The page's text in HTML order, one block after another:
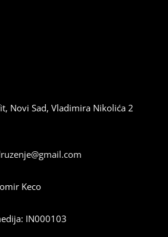
Novi Sad, Vladimira Nikolića 2
Keco
IN000103